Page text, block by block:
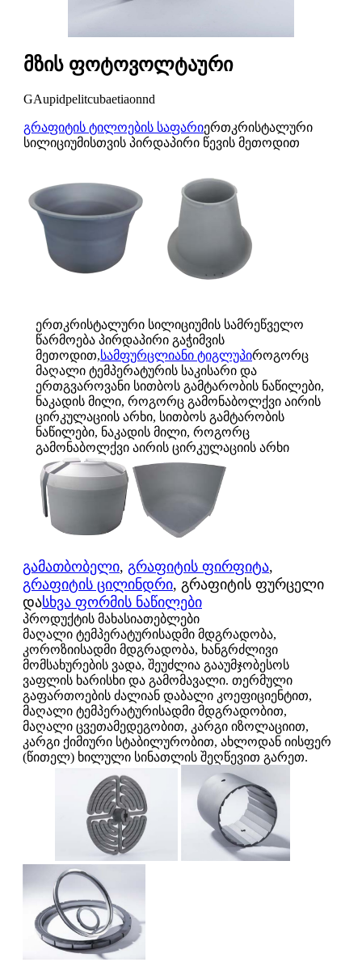
მზის ფოტოვოლტაური
GAupidpelitcubaetiaonnd
გრაფიტის ტილოების საფარიერთკრისტალური
სილიციუმისთვის პირდაპირი წევის მეთოდით
ერთკრისტალური სილიციუმის სამრეწველო
წარმოება პირდაპირი გაჭიმვის
მეთოდით,სამფურცლიანი ტიგლუპიროგორც
მაღალი ტემპერატურის საკისარი და
ერთგვაროვანი სითბოს გამტარობის ნაწილები,
ნაკადის მილი, როგორც გამონაბოლქვი აირის
ცირკულაციის არხი, სითბოს გამტარობის
ნაწილები, ნაკადის მილი, როგორც
გამონაბოლქვი აირის ცირკულაციის არხი
გამათბობელი, გრაფიტის ფირფიტა,
გრაფიტის ცილინდრი, გრაფიტის ფურცელი
დასხვა ფორმის ნაწილები
პროდუქტის მახასიათებლები
მაღალი ტემპერატურისადმი მდგრადობა,
კოროზიისადმი მდგრადობა, ხანგრძლივი
მომსახურების ვადა, შეუძლია გააუმჯობესოს
ვაფლის ხარისხი და გამომავალი. თერმული
გაფართოების ძალიან დაბალი კოეფიციენტით,
მაღალი ტემპერატურისადმი მდგრადობით,
მაღალი ცვეთამედეგობით, კარგი იზოლაციით,
კარგი ქიმიური სტაბილურობით, ახლოდან იისფერ
(წითელ) ხილული სინათლის შეღწევით გარეთ.